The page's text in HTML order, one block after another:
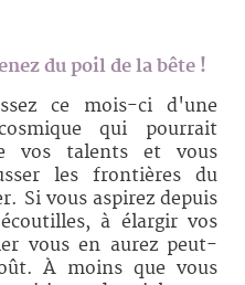
du poil de la bête !
ce mois-ci d'une
qui pourrait
vos talents et vous
les frontières du
Si vous aspirez depuis
à élargir vos
vous en aurez peut-
À moins que vous